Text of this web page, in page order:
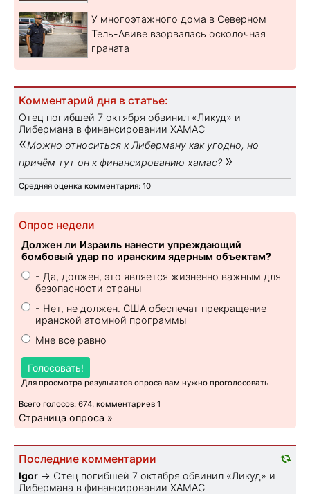
У многоэтажного дома в Северном
Тель-Авиве взорвалась осколочная
граната
Комментарий дня в статье:
Отец погибшей 7 октября обвинил «Ликуд» и
Либермана в финансировании ХАМАС
«Можно относиться к Либерману как угодно, но
причём тут он к финансированию хамас? »
Средняя оценка комментария: 10
Опрос недели
Должен ли Израиль нанести упреждающий
бомбовый удар по иранским ядерным объектам?
- Да, должен, это является жизненно важным для
безопасности страны
- Нет, не должен. США обеспечат прекращение
иранской атомной программы
Мне все равно
Голосовать!
Для просмотра результатов опроса вам нужно проголосовать
Всего голосов: 674, комментариев 1
Страница опроса »
Последние комментарии
Igor → Отец погибшей 7 октября обвинил «Ликуд» и
Либермана в финансировании ХАМАС